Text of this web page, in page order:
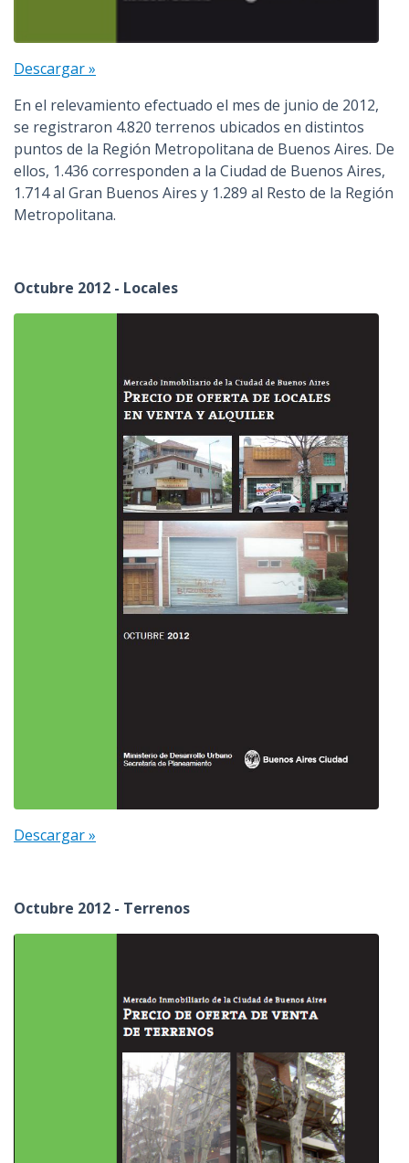
Descargar »
En el relevamiento efectuado el mes de junio de 2012,
se registraron 4.820 terrenos ubicados en distintos
puntos de la Región Metropolitana de Buenos Aires. De
ellos, 1.436 corresponden a la Ciudad de Buenos Aires,
1.714 al Gran Buenos Aires y 1.289 al Resto de la Región
Metropolitana.
Octubre 2012 - Locales
Descargar »
Octubre 2012 - Terrenos